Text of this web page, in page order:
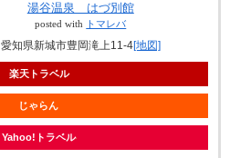
湯谷温泉 はづ別館
posted with トマレバ
愛知県新城市豊岡滝上11-4[地図]
楽天トラベル
じゃらん
Yahoo!トラベル